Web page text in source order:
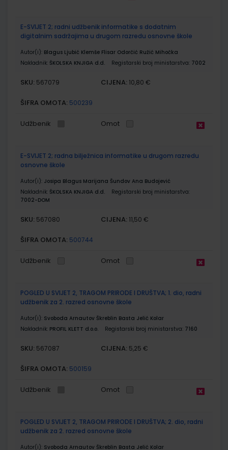
E-SVIJET 2; radni udžbenik informatike s dodatnim
digitalnim sadržajima u drugom razredu osnovne škole
Autor(i): Blagus Ljubić Klemše Flisar Odorčić Ružić Mihočka
Nakladnik: ŠKOLSKA KNJIGA d.d. Registarski broj ministarstva: 7002
SKU: 567079 CIJENA: 10,80 €
ŠIFRA OMOTA: 500239
Udžbenik Omot
E-SVIJET 2; radna bilježnica informatike u drugom razredu
osnovne škole
Autor(i): Josipa Blagus Marijana Šundov Ana Budojević
Nakladnik: ŠKOLSKA KNJIGA d.d.
Registarski broj ministarstva:
7002-DOM
SKU: 567080 CIJENA: 11,50 €
ŠIFRA OMOTA: 500744
Udžbenik Omot
POGLED U SVIJET 2, TRAGOM PRIRODE I DRUŠTVA; 1. dio, radni
udžbenik za 2. razred osnovne škole
Autor(i): Svoboda Arnautov Škreblin Basta Jelić Kolar
Nakladnik: PROFIL KLETT d.o.o. Registarski broj ministarstva: 7160
SKU: 567087 CIJENA: 5,25 €
ŠIFRA OMOTA: 500159
Udžbenik Omot
POGLED U SVIJET 2, TRAGOM PRIRODE I DRUŠTVA; 2. dio, radni
udžbenik za 2. razred osnovne škole
Autor(i): Svoboda Arnautov Škreblin Basta Jelić Kolar